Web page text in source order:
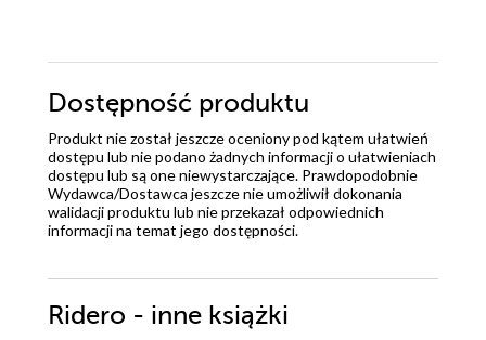
Dostępność produktu
Produkt nie został jeszcze oceniony pod kątem ułatwień
dostępu lub nie podano żadnych informacji o ułatwieniach
dostępu lub są one niewystarczające. Prawdopodobnie
Wydawca/Dostawca jeszcze nie umożliwił dokonania
walidacji produktu lub nie przekazał odpowiednich
informacji na temat jego dostępności.
Ridero - inne książki